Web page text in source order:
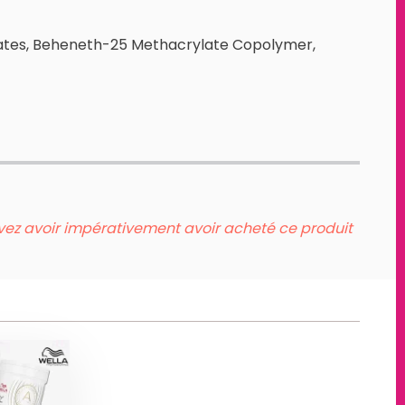
Beheneth-25 Methacrylate Copolymer,
avoir impérativement avoir acheté ce produit